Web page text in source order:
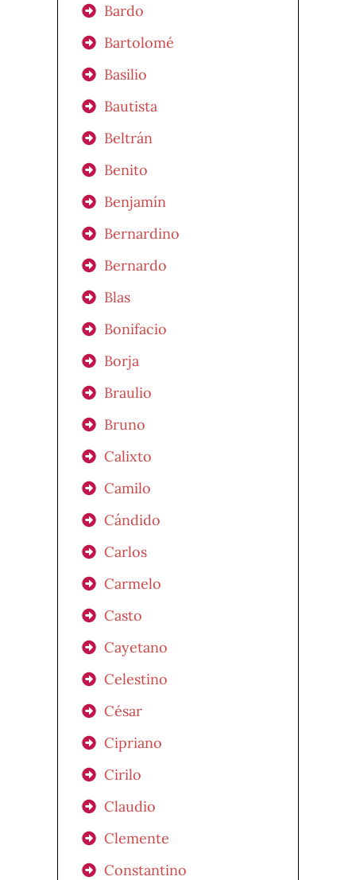
Bardo
Bartolomé
Basilio
Bautista
Beltrán
Benito
Benjamín
Bernardino
Bernardo
Blas
Bonifacio
Borja
Braulio
Bruno
Calixto
Camilo
Cándido
Carlos
Carmelo
Casto
Cayetano
Celestino
César
Cipriano
Cirilo
Claudio
Clemente
Constantino